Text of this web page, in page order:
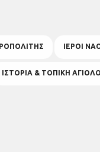
ΙΕΡΟΙ
ΙΣΤΟΡΙΑ & ΤΟΠΙΚΗ